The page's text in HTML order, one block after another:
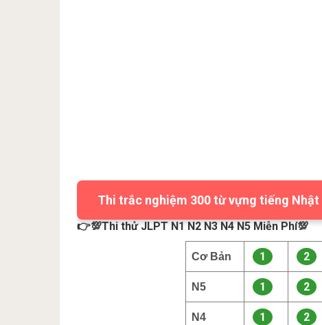
Thi trắc nghiệm 300 từ vựng tiếng Nhật
👉💯Thi thử JLPT N1 N2 N3 N4 N5 Miễn Phí💯
Cơ Bản 1 2
N5 1 2
N4 1 2